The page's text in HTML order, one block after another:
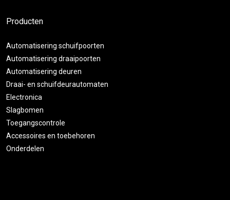
Producten
Automatisering schuifpoorten
Automatisering draaipoorten
Automatisering deuren
Draai- en schuifdeurautomaten
Electronica
Slagbomen
Toegangscontrole
Accessoires en toebehoren
Onderdelen